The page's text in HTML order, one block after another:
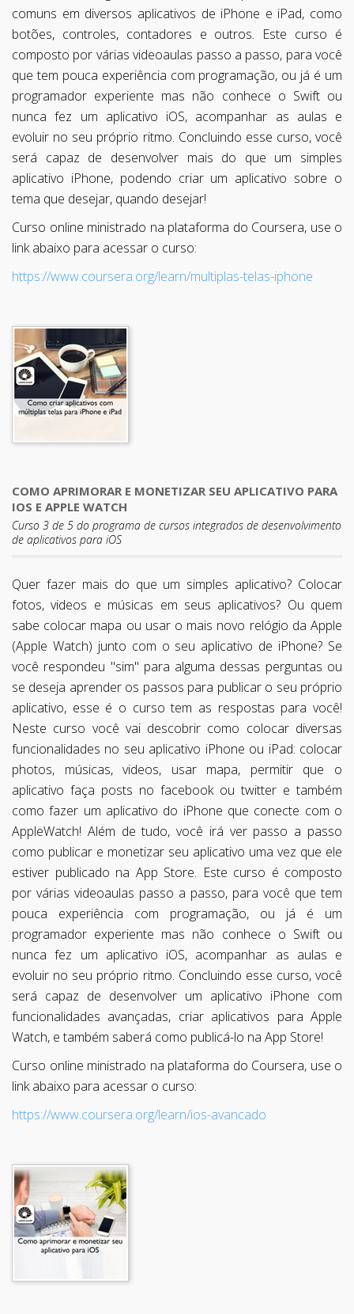
comuns em diversos aplicativos de iPhone e iPad, como
botões, controles, contadores e outros. Este curso é
composto por várias videoaulas passo a passo, para você
que tem pouca experiência com programação, ou já é um
programador experiente mas não conhece o Swift ou
nunca fez um aplicativo iOS, acompanhar as aulas e
evoluir no seu próprio ritmo. Concluindo esse curso, você
será capaz de desenvolver mais do que um simples
aplicativo iPhone, podendo criar um aplicativo sobre o
tema que desejar, quando desejar!
Curso online ministrado na plataforma do Coursera, use o
link abaixo para acessar o curso:
https://www.coursera.org/learn/multiplas-telas-iphone
COMO APRIMORAR E MONETIZAR SEU APLICATIVO PARA
IOS E APPLE WATCH
Curso 3 de 5 do programa de cursos integrados de desenvolvimento
de aplicativos para iOS
Quer fazer mais do que um simples aplicativo? Colocar
fotos, videos e músicas em seus aplicativos? Ou quem
sabe colocar mapa ou usar o mais novo relógio da Apple
(Apple Watch) junto com o seu aplicativo de iPhone? Se
você respondeu "sim" para alguma dessas perguntas ou
se deseja aprender os passos para publicar o seu próprio
aplicativo, esse é o curso tem as respostas para você!
Neste curso você vai descobrir como colocar diversas
funcionalidades no seu aplicativo iPhone ou iPad: colocar
photos, músicas, videos, usar mapa, permitir que o
aplicativo faça posts no facebook ou twitter e também
como fazer um aplicativo do iPhone que conecte com o
AppleWatch! Além de tudo, você irá ver passo a passo
como publicar e monetizar seu aplicativo uma vez que ele
estiver publicado na App Store. Este curso é composto
por várias videoaulas passo a passo, para você que tem
pouca experiência com programação, ou já é um
programador experiente mas não conhece o Swift ou
nunca fez um aplicativo iOS, acompanhar as aulas e
evoluir no seu próprio ritmo. Concluindo esse curso, você
será capaz de desenvolver um aplicativo iPhone com
funcionalidades avançadas, criar aplicativos para Apple
Watch, e também saberá como publicá-lo na App Store!
Curso online ministrado na plataforma do Coursera, use o
link abaixo para acessar o curso:
https://www.coursera.org/learn/ios-avancado